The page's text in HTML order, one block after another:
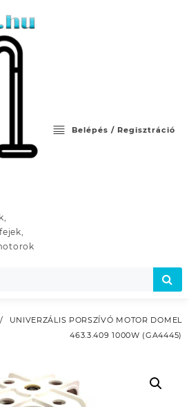
Belépés / Regisztráció
UNIVERZÁLIS PORSZÍVÓ MOTOR DOMEL
463.3.409 1000W (GA4445)